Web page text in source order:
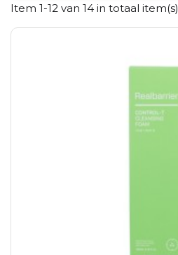
Item 1-12 van 14 in totaal item(s)